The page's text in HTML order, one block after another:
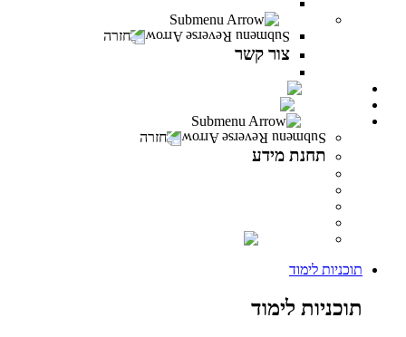
חזרה
צור קשר
חזרה
תחנת מידע
תוכניות לימוד
תוכניות לימוד